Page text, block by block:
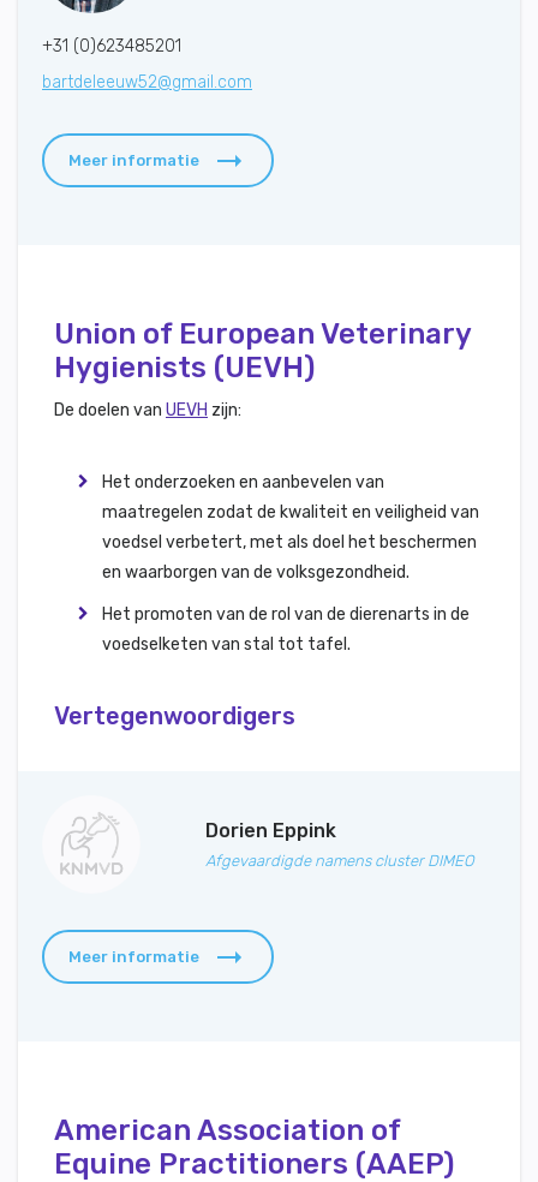
+31 (0)623485201
bartdeleeuw52@gmail.com
Meer informatie
Union of European Veterinary
Hygienists (UEVH)
De doelen van UEVH zijn:
Het onderzoeken en aanbevelen van
maatregelen zodat de kwaliteit en veiligheid van
voedsel verbetert, met als doel het beschermen
en waarborgen van de volksgezondheid.
Het promoten van de rol van de dierenarts in de
voedselketen van stal tot tafel.
Vertegenwoordigers
Dorien Eppink
Afgevaardigde namens cluster DIMEO
Meer informatie
American Association of
Equine Practitioners (AAEP)